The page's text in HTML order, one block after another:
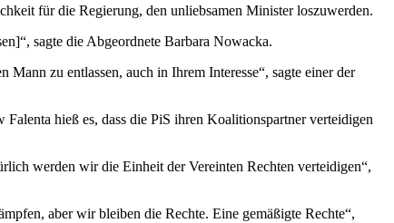
für die Regierung, den unliebsamen Minister loszuwerden.
sagte die Abgeordnete Barbara Nowacka.
zu entlassen, auch in Ihrem Interesse“, sagte einer der
hieß es, dass die PiS ihren Koalitionspartner verteidigen
werden wir die Einheit der Vereinten Rechten verteidigen“,
aber wir bleiben die Rechte. Eine gemäßigte Rechte“,